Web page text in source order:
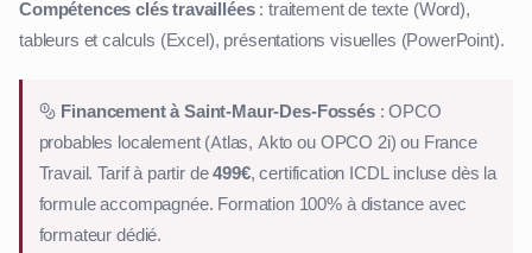
Compétences clés travaillées: traitement de texte (Word),
tableurs et calculs (Excel), présentations visuelles (PowerPoint).
Financement à Saint-Maur-Des-Fossés: OPCO
probables localement (Atlas, Akto ou OPCO 2i) ou France
Travail. Tarif à partir de499€, certification ICDL incluse dès la
formule accompagnée. Formation 100% à distance avec
formateur dédié.